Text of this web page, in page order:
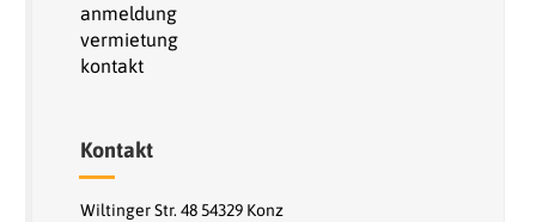
anmeldung
vermietung
kontakt
Kontakt
Wiltinger Str. 48 54329 Konz